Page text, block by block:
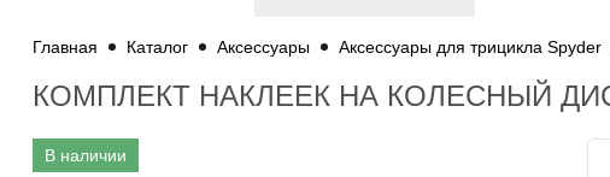
Главная Каталог Аксессуары Аксессуары для трицикла Spyder
КОМПЛЕКТ НАКЛЕЕК НА КОЛЕСНЫЙ
В наличии